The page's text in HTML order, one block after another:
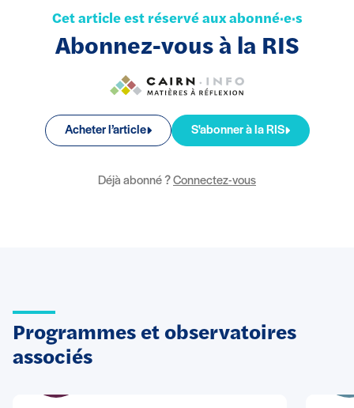
Cet article est réservé aux abonné·e·s
Abonnez-vous à la RIS
Acheter l’article S'abonner à la RIS
Déjà abonné ?Connectez-vous
Programmes et observatoires
associés